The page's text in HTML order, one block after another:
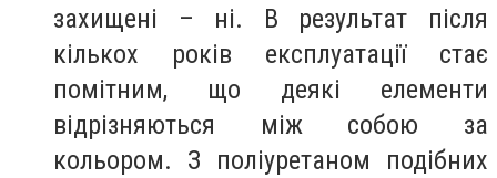
захищені – ні. В результат після
кількох років експлуатації стає
помітним, що деякі елементи
відрізняються між собою за
кольором. З поліуретаном подібних